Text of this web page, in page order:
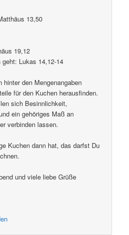
13,50
19,12
geht: Lukas 14,12-14
hinter den Mengenangaben
für den Kuchen herausfinden.
sich Besinnlichkeit,
ein gehöriges Maß an
verbinden lassen.
Kuchen dann hat, das darfst Du
und viele liebe Grüße